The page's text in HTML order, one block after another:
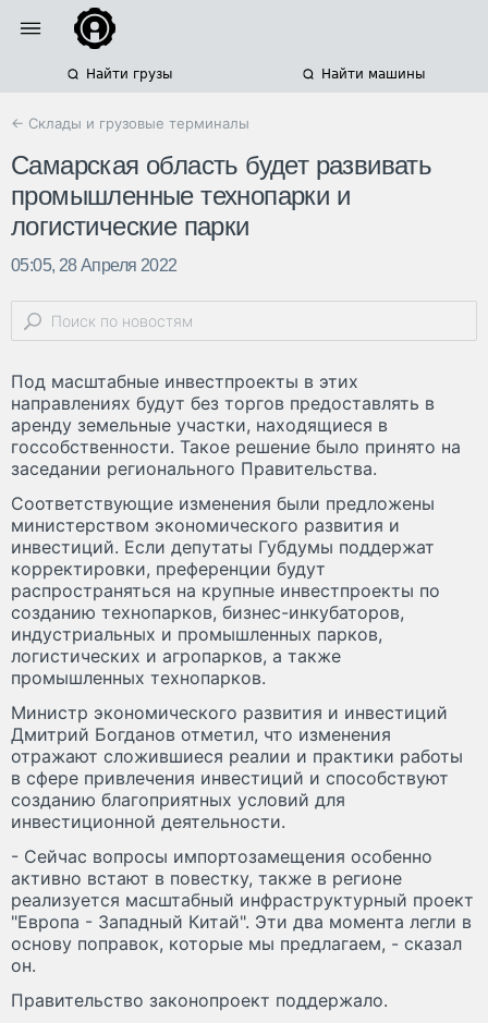
Найти грузы Найти машины
← Склады и грузовые терминалы
Самарская область будет развивать
промышленные технопарки и
логистические парки
05:05, 28 Апреля 2022
Под масштабные инвестпроекты в этих
направлениях будут без торгов предоставлять в
аренду земельные участки, находящиеся в
госсобственности. Такое решение было принято на
заседании регионального Правительства.
Соответствующие изменения были предложены
министерством экономического развития и
инвестиций. Если депутаты Губдумы поддержат
корректировки, преференции будут
распространяться на крупные инвестпроекты по
созданию технопарков, бизнес-инкубаторов,
индустриальных и промышленных парков,
логистических и агропарков, а также
промышленных технопарков.
Министр экономического развития и инвестиций
Дмитрий Богданов отметил, что изменения
отражают сложившиеся реалии и практики работы
в сфере привлечения инвестиций и способствуют
созданию благоприятных условий для
инвестиционной деятельности.
- Сейчас вопросы импортозамещения особенно
активно встают в повестку, также в регионе
реализуется масштабный инфраструктурный проект
"Европа - Западный Китай". Эти два момента легли в
основу поправок, которые мы предлагаем, - сказал
он.
Правительство законопроект поддержало.